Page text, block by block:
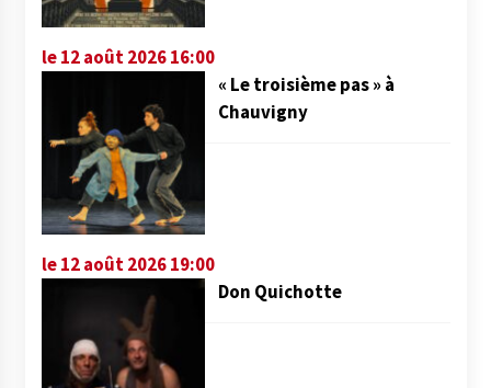
le 12 août 2026 16:00
« Le troisième pas » à
Chauvigny
le 12 août 2026 19:00
Don Quichotte